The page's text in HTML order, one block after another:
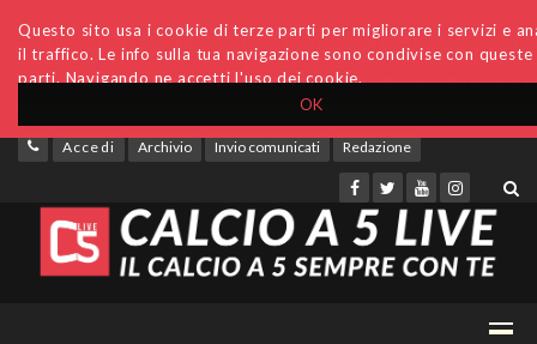
OK
Questo sito usa i cookie di terze parti per migliorare i servizi e
il traffico. Le info sulla tua navigazione sono condivise con
parti. Navigando ne accetti l'uso dei cookie.
Accedi Archivio Invio comunicati Redazione